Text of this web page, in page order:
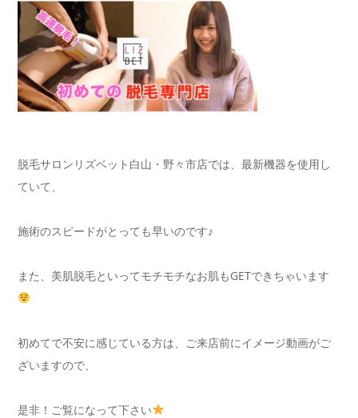
脱毛サロンリズベット白山・野々市店では、最新機器を使用し
ていて、
施術のスピードがとっても早いのです♪
また、美肌脱毛といってモチモチなお肌もGETできちゃいます
初めてで不安に感じている方は、ご来店前にイメージ動画がご
ざいますので、
是非！ご覧になって下さい